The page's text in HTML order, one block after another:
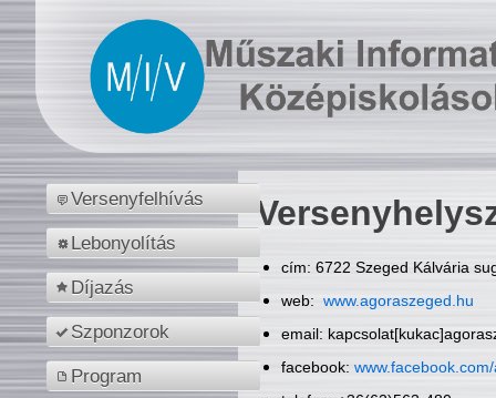
Versenyfelhívás
Lebonyolítás
Díjazás
Szponzorok
Program
cím: 6722 Szeged Kálvária
web: www.agoraszeged.hu
email:
facebook: